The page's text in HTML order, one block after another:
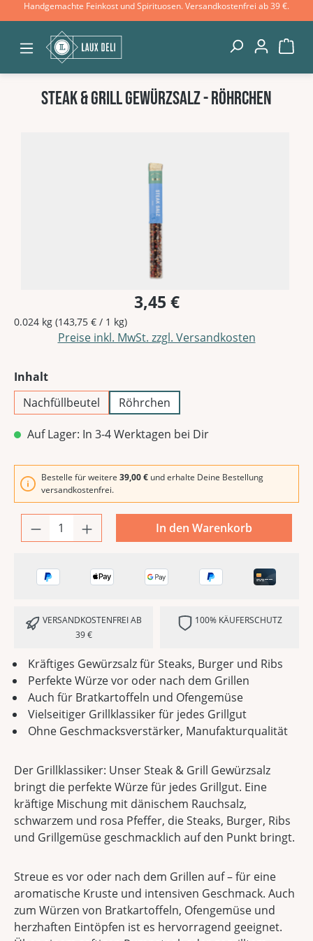
Zum Hauptinhalt springen
Handgemachte Feinkost und Spirituosen. Versandkostenfrei ab 39 €.
Steak & Grill Gewürzsalz - Röhrchen
Kräftiges Gewürzsalz für Steaks, Burger und Ribs
Perfekte Würze vor oder nach dem Grillen
Auch für Bratkartoffeln und Ofengemüse
Vielseitiger Grillklassiker für jedes Grillgut
Ohne Geschmacksverstärker, Manufakturqualität
3,45 €
0.024 kg (143,75 € / 1 kg)
Preise inkl. MwSt. zzgl. Versandkosten
Inhaltauswählen
Nachfüllbeutel
Röhrchen
Auf Lager: In 3-4 Werktagen bei Dir
Bestelle für weitere 39,00 € und erhalte Deine Bestellung
versandkostenfrei.
In den Warenkorb
VERSANDKOSTENFREI AB
39 €
100% KÄUFERSCHUTZ
Der Grillklassiker: Unser Steak & Grill Gewürzsalz
bringt die perfekte Würze für jedes Grillgut. Eine
kräftige Mischung mit dänischem Rauchsalz,
schwarzem und rosa Pfeffer, die Steaks, Burger, Ribs
und Grillgemüse geschmacklich auf den Punkt bringt.
Streue es vor oder nach dem Grillen auf – für eine
aromatische Kruste und intensiven Geschmack. Auch
zum Würzen von Bratkartoffeln, Ofengemüse und
herzhaften Eintöpfen ist es hervorragend geeignet.